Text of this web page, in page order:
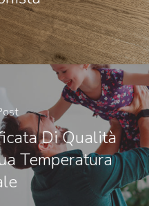
Di Qualità
Temperatura